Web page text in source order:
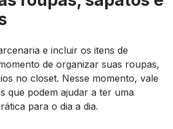
e incluir os itens de
de organizar suas roupas,
no closet. Nesse momento, vale
que podem ajudar a ter uma
para o dia a dia.